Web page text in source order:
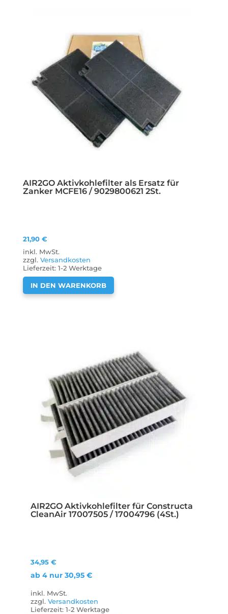
AIR2GO Aktivkohlefilter als Ersatz für
Zanker MCFE16 / 9029800621 2St.
21,90€
inkl. MwSt.
zzgl.Versandkosten
Lieferzeit:1-2 Werktage
IN DEN WARENKORB
AIR2GO Aktivkohlefilter für Constructa
CleanAir 17007505 / 17004796 (4St.)
34,95 €
ab 4 nur 30,95 €
inkl. MwSt.
zzgl. Versandkosten
Lieferzeit: 1-2 Werktage